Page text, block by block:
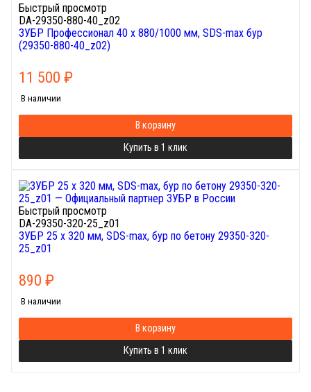
Быстрый просмотр
DA-29350-880-40_z02
ЗУБР Профессионал 40 x 880/1000 мм, SDS-max бур
(29350-880-40_z02)
11 500 ₽
В наличии
В корзину
Купить в 1 клик
Быстрый просмотр
DA-29350-320-25_z01
ЗУБР 25 x 320 мм, SDS-max, бур по бетону 29350-320-
25_z01
890 ₽
В наличии
В корзину
Купить в 1 клик